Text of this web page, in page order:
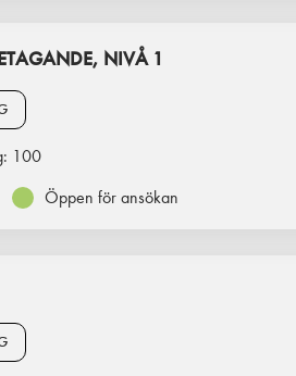
NIVÅ 1
100
Öppen för ansökan